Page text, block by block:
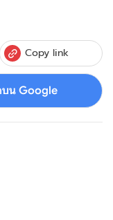
Copy link
บน Google